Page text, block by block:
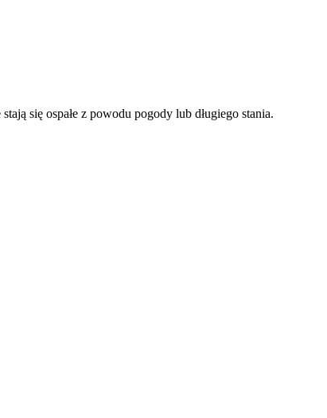
się ospałe z powodu pogody lub długiego stania.